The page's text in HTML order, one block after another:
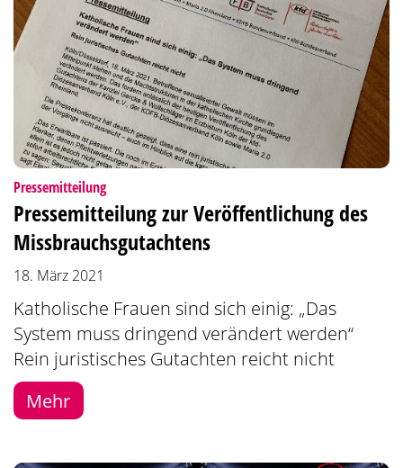
Pressemitteilung:
Pressemitteilung zur Veröffentlichung des
Missbrauchsgutachtens
18. März 2021
Katholische Frauen sind sich einig: „Das
System muss dringend verändert werden“
Rein juristisches Gutachten reicht nicht
Mehr